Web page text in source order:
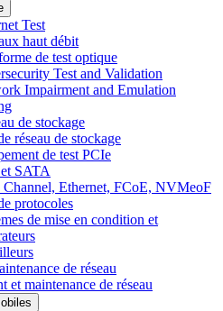
Test
haut débit
de test optique
Test and Validation
Impairment and Emulation
de stockage
réseau de stockage
de test PCIe
SATA
Channel, Ethernet, FCoE, NVMeoF
protocoles
de mise en condition et
de réseau
et maintenance de réseau